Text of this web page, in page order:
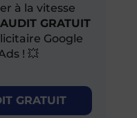
à la vitesse
AUDIT GRATUIT
Google
! 💥
GRATUIT